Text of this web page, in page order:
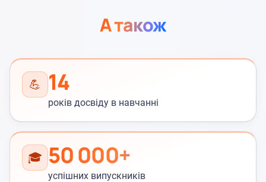
А також
💪 14
років досвіду в навчанні
🎓 50 000+
успішних випускників